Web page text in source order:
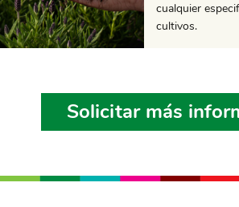
cualquier
cultivos.
Solicitar más